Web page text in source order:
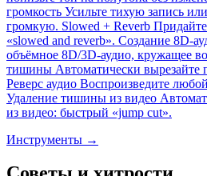
громкость Усильте тихую запись
громкую. Slowed + Reverb
«slowed and reverb». Создание 8D-
объёмное 8D/3D-аудио, кружащее
тишины Автоматически вырезайте
Реверс аудио Воспроизведите
Удаление тишины из видео
из видео: быстрый «jump cut».
Инструменты →